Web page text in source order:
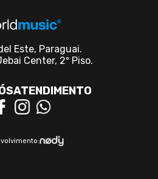
Este, Paraguai.
Center, 2º Piso.
ATENDIMENTO